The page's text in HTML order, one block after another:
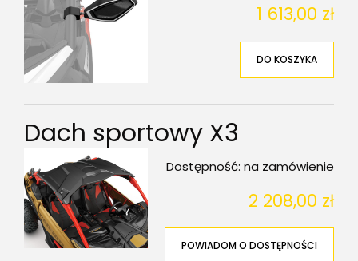
1 613,00 zł
DO KOSZYKA
Dach sportowy X3
Dostępność: na zamówienie
2 208,00 zł
POWIADOM O DOSTĘPNOŚCI